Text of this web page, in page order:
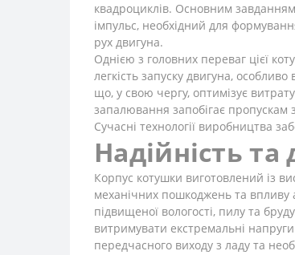
квадроциклів. Основним
імпульс, необхідний для
рух двигуна.
Однією з головних переваг цієї
легкість запуску двигуна,
що, у свою чергу, оптимізує
запалювання запобігає
Сучасні технології виробництва
Надійність та
Корпус котушки виготовлений із
механічних пошкоджень та впливу
підвищеної вологості, пилу та
витримувати екстремальні
передчасного виходу з ладу та